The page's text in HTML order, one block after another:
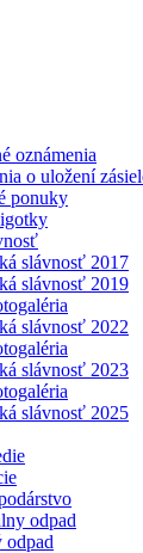
oznámenia
o uložení
ponuky
slávnosť 2017
slávnosť 2019
slávnosť 2022
slávnosť 2023
slávnosť 2025
odpad
odpad